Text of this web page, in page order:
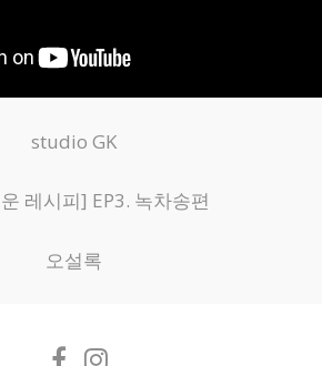
studio GK
레시피] EP3. 녹차송편
오설록